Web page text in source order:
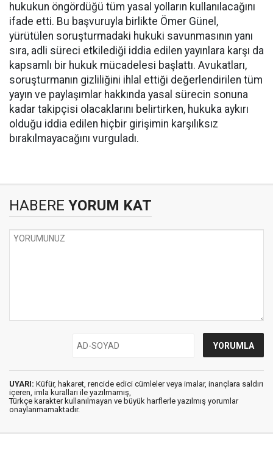
hukukun öngördüğü tüm yasal yolların kullanılacağını
ifade etti. Bu başvuruyla birlikte Ömer Günel,
yürütülen soruşturmadaki hukuki savunmasının yanı
sıra, adli süreci etkilediği iddia edilen yayınlara karşı da
kapsamlı bir hukuk mücadelesi başlattı. Avukatları,
soruşturmanın gizliliğini ihlal ettiği değerlendirilen tüm
yayın ve paylaşımlar hakkında yasal sürecin sonuna
kadar takipçisi olacaklarını belirtirken, hukuka aykırı
olduğu iddia edilen hiçbir girişimin karşılıksız
bırakılmayacağını vurguladı.
HABERE YORUM KAT
UYARI: Küfür, hakaret, rencide edici cümleler veya imalar, inançlara saldırı
içeren, imla kuralları ile yazılmamış,
Türkçe karakter kullanılmayan ve büyük harflerle yazılmış yorumlar
onaylanmamaktadır.